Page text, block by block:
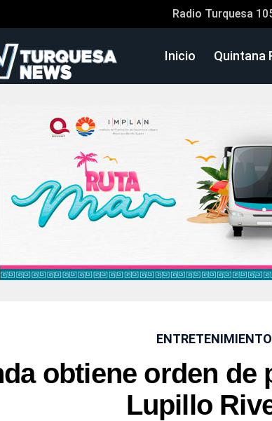
Radio Turquesa
Inicio Quintana
ENTRETENIMIENTO
obtiene orden de
Lupillo